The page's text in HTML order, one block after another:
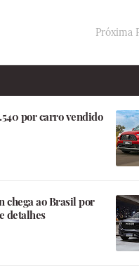
Próxima
por carro vendido
chega ao Brasil por
detalhes